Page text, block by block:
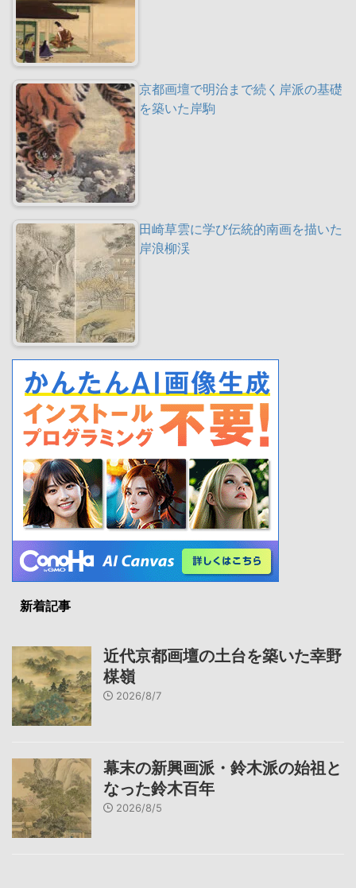
京都画壇で明治まで続く岸派の基礎
を築いた岸駒
田崎草雲に学び伝統的南画を描いた
岸浪柳渓
新着記事
近代京都画壇の土台を築いた幸野
楳嶺
2026/8/7
幕末の新興画派・鈴木派の始祖と
なった鈴木百年
2026/8/5